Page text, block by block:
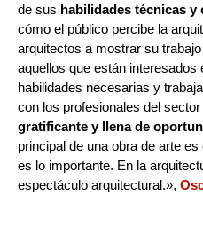
de sus habilidades técnicas y
cómo el público percibe la
arquitectos a mostrar su
aquellos que están
habilidades necesarias y
con los profesionales del
gratificante y llena de
principal de una obra de arte
es lo importante. En la
espectáculo arquitectural.»,